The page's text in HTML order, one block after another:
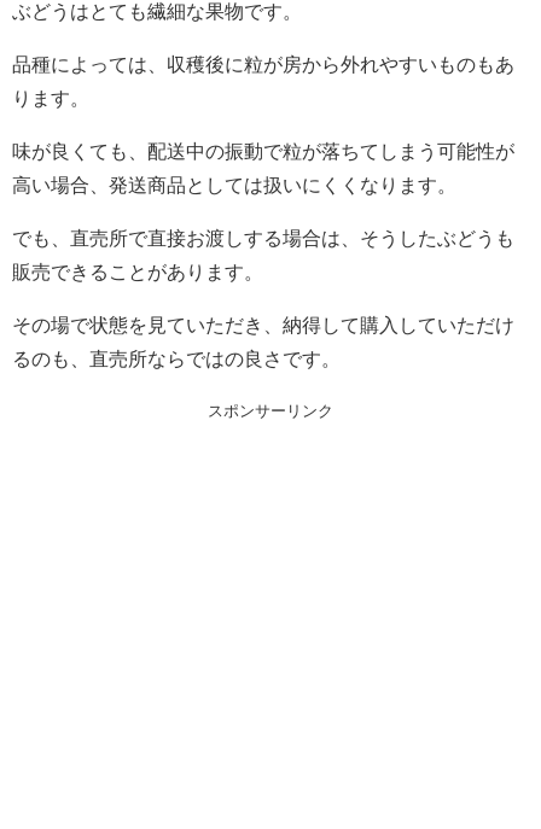
ぶどうはとても繊細な果物です。
品種によっては、収穫後に粒が房から外れやすいものもあ
ります。
味が良くても、配送中の振動で粒が落ちてしまう可能性が
高い場合、発送商品としては扱いにくくなります。
でも、直売所で直接お渡しする場合は、そうしたぶどうも
販売できることがあります。
その場で状態を見ていただき、納得して購入していただけ
るのも、直売所ならではの良さです。
スポンサーリンク